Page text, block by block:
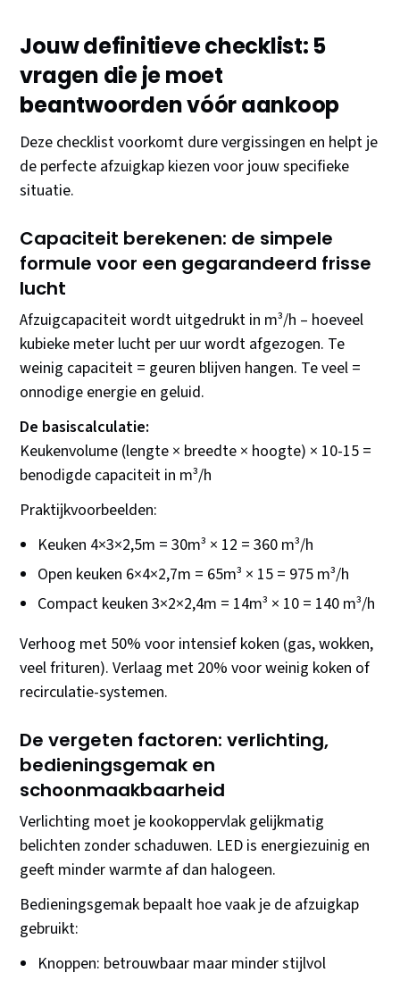
Jouw definitieve checklist: 5
vragen die je moet
beantwoorden vóór aankoop
Deze checklist voorkomt dure vergissingen en helpt je
de perfecte afzuigkap kiezen voor jouw specifieke
situatie.
Capaciteit berekenen: de simpele
formule voor een gegarandeerd frisse
lucht
Afzuigcapaciteit wordt uitgedrukt in m³/h – hoeveel
kubieke meter lucht per uur wordt afgezogen. Te
weinig capaciteit = geuren blijven hangen. Te veel =
onnodige energie en geluid.
De basiscalculatie:
Keukenvolume (lengte × breedte × hoogte) × 10-15 =
benodigde capaciteit in m³/h
Praktijkvoorbeelden:
Keuken 4×3×2,5m = 30m³ × 12 = 360 m³/h
Open keuken 6×4×2,7m = 65m³ × 15 = 975 m³/h
Compact keuken 3×2×2,4m = 14m³ × 10 = 140 m³/h
Verhoog met 50% voor intensief koken (gas, wokken,
veel frituren). Verlaag met 20% voor weinig koken of
recirculatie-systemen.
De vergeten factoren: verlichting,
bedieningsgemak en
schoonmaakbaarheid
Verlichting moet je kookoppervlak gelijkmatig
belichten zonder schaduwen. LED is energiezuinig en
geeft minder warmte af dan halogeen.
Bedieningsgemak bepaalt hoe vaak je de afzuigkap
gebruikt:
Knoppen: betrouwbaar maar minder stijlvol